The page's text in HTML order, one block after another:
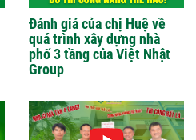
Đánh giá của chị Huệ về
quá trình xây dựng nhà
phố 3 tầng của Việt Nhật
Group